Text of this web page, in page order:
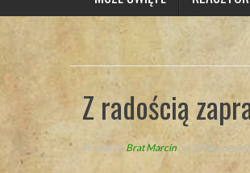
Z radością
Posted ByBrat Marcin on 28 listopada